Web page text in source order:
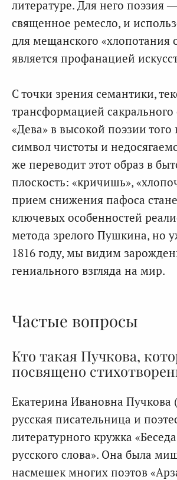
литературе. Для него поэзия
священное ремесло, и
для мещанского «хлопотания
является профанацией
С точки зрения семантики,
трансформацией сакрального
«Дева» в высокой поэзии
символ чистоты и
же переводит этот образ в
плоскость: «кричишь»,
прием снижения пафоса
ключевых особенностей
метода зрелого Пушкина, но
1816 году, мы видим
гениального взгляда на мир.
Частые вопросы
Кто такая Пучкова,
посвящено
Екатерина Ивановна Пучкова
русская писательница и
литературного кружка
русского слова». Она была
насмешек многих поэтов